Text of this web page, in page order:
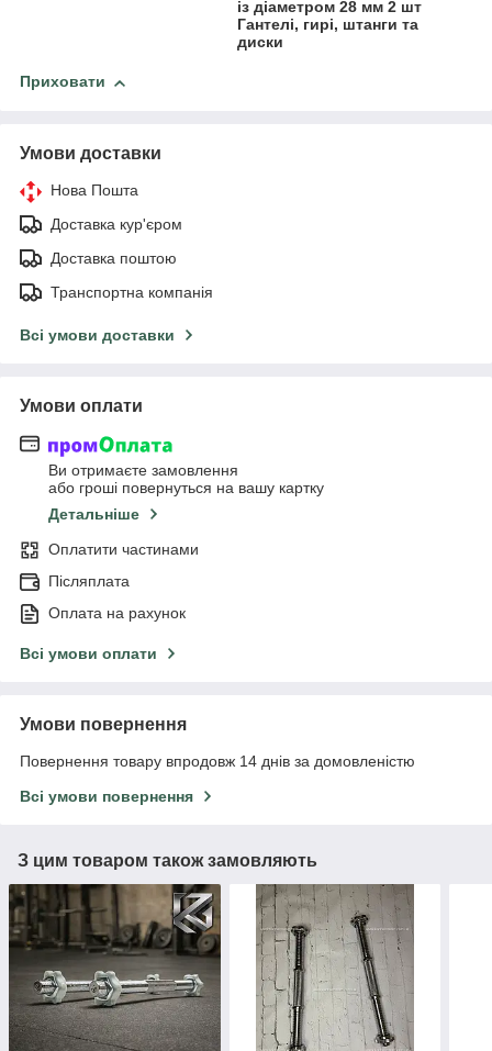
із діаметром 28 мм 2 шт
Гантелі, гирі, штанги та
диски
Приховати
Умови доставки
Нова Пошта
Доставка кур'єром
Доставка поштою
Транспортна компанія
Всі умови доставки
Умови оплати
Ви отримаєте замовлення
або гроші повернуться на вашу картку
Детальніше
Оплатити частинами
Післяплата
Оплата на рахунок
Всі умови оплати
Умови повернення
Повернення товару впродовж 14 днів за домовленістю
Всі умови повернення
З цим товаром також замовляють